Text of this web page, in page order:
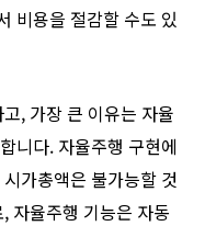
비용을 절감할 수도 있
, 가장 큰 이유는 자율
니다. 자율주행 구현에
가총액은 불가능할 것
자율주행 기능은 자동